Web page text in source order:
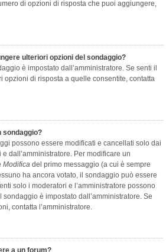
di opzioni di risposta che puoi aggiungere,
ulteriori opzioni del sondaggio?
è impostato dall’amministratore. Se senti il
opzioni di risposta a quelle consentite, contatta
sondaggio?
possono essere modificati e cancellati solo dai
dall’amministratore. Per modificare un
Modifica del primo messaggio (a cui è sempre
ha ancora votato, il sondaggio può essere
solo i moderatori e l’amministratore possono
è impostato dall’amministratore. Se
contatta l’amministratore.
a un forum?